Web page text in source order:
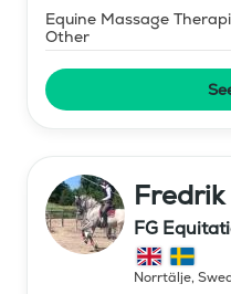
Equine Massage
Other
FG
Norrtälje,